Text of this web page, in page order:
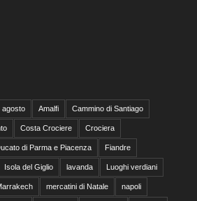
agosto Amalfi Cammino di Santiago
Costa Crociere Crociera
di Parma e Piacenza Fiandre
Isola del Giglio lavanda Luoghi verdiani
mercatini di Natale napoli